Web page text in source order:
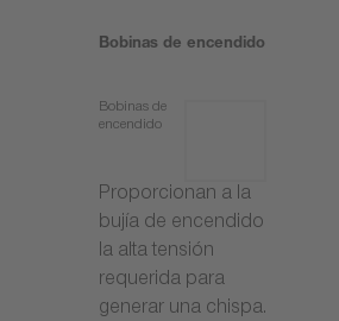
Bobinas de encendido
Bobinas de
encendido
Proporcionan a la
bujía de encendido
la alta tensión
requerida para
generar una chispa.